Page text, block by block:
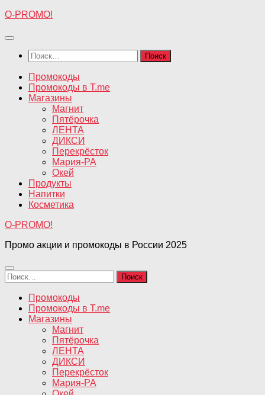
Перейти
содержимому
O-PROMO!
Найти:
Промокоды
Промокоды в T.me
Магазины
Магнит
Пятёрочка
ЛЕНТА
ДИКСИ
Перекрёсток
Мария-РА
Окей
Продукты
Напитки
Косметика
O-PROMO!
Промо акции и промокоды в России 2025
Найти:
Промокоды
Промокоды в T.me
Магазины
Магнит
Пятёрочка
ЛЕНТА
ДИКСИ
Перекрёсток
Мария-РА